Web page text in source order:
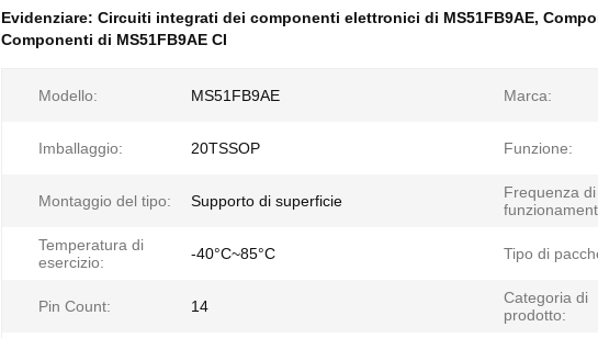
Evidenziare: Circuiti integrati dei componenti elettronici di MS51FB9AE,
Componenti di MS51FB9AE CI
Modello: MS51FB9AE Marca:
Imballaggio: 20TSSOP Funzione:
Montaggio del tipo: Supporto di superficie
Frequenza di
Temperatura di
esercizio:
-40°C~85°C Tipo di
Pin Count: 14
Categoria di
prodotto: